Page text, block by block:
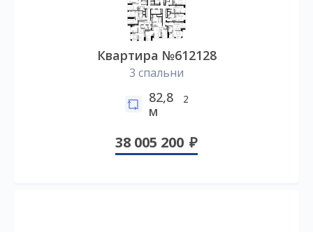
Квартира №612128
3 спальни
82,8
м
2
38 005 200